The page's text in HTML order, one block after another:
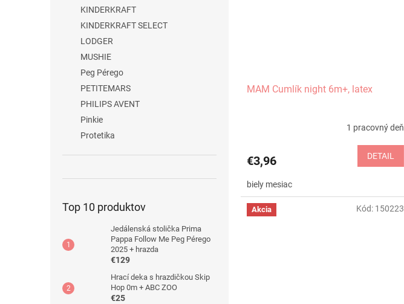
KINDERKRAFT
KINDERKRAFT SELECT
LODGER
MUSHIE
Peg Pérego
PETITEMARS
PHILIPS AVENT
Pinkie
Protetika
Top 10 produktov
Jedálenská stolička Prima
Pappa Follow Me Peg Pérego
2025 + hrazda
€129
Hrací deka s hrazdičkou Skip
Hop 0m + ABC ZOO
€25
MAM Cumlík night 6m+, latex
1 pracovný deň
€3,96 DETAIL
biely mesiac
Akcia Kód: 150223